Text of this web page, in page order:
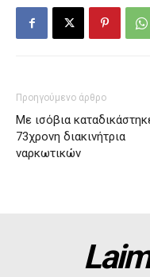
Προηγούμενο άρθρο
Με ισόβια
73χρονη διακινήτρια
ναρκωτικών